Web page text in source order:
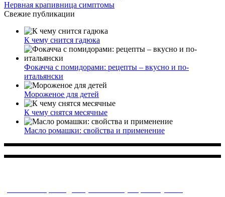
Нервная крапивница симптомы
Свежие публикации
К чему снится гадюка
Фокачча с помидорами: рецепты – вкусно и по-
итальянски
Мороженое для детей
К чему снятся месячные
Масло ромашки: свойства и применение